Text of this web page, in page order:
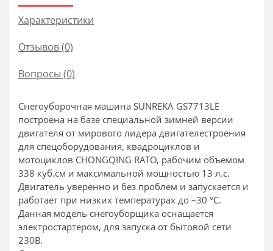
Характеристики
Отзывов (0)
Вопросы (0)
Снегоуборочная машина SUNREKA GS7713LE
построена на базе специальной зимней версии
двигателя от мирового лидера двигателестроения
для спецоборудования, квадроциклов и
мотоциклов CHONGQING RATO, рабочим объемом
338 куб.см и максимальной мощностью 13 л.с.
Двигатель уверенно и без проблем и запускается и
работает при низких температурах до –30 °С.
Данная модель снегоуборщика оснащается
электростартером, для запуска от бытовой сети
230В.